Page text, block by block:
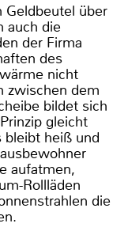
Geldbeutel über
auch die
der Firma
des
nicht
zwischen dem
bildet sich
gleicht
bleibt heiß und
aufatmen,
Rollläden
die